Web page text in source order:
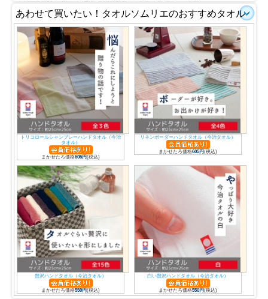
あわせて買いたい！タオルソムリエのおすすめタオル
トリコロールシャンブレーハンドタオル（今治
タオル）
まかせたろ価格605円(税込)
リネンボーダーハンドタオル（今治タオル）
まかせたろ価格605円(税込)
贅沢ハンドタオル（今治タオル）
まかせたろ価格550円(税込)
白い贅沢ハンドタオル（今治タオル）
まかせたろ価格550円(税込)